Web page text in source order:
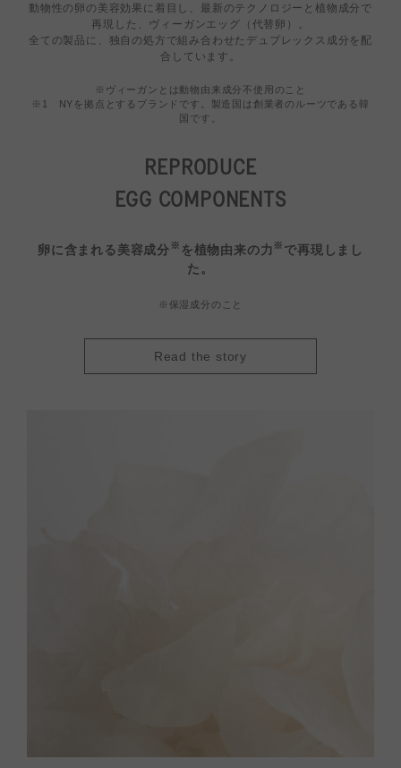
動物性の卵の美容効果に着目し、最新のテクノロジーと植物成分で
再現した、ヴィーガンエッグ（代替卵）。
全ての製品に、独自の処方で組み合わせたデュプレックス成分を配
合しています。
※ヴィーガンとは動物由来成分不使用のこと​
※1 NYを拠点とするブランドです。製造国は創業者のルーツである韓
国です。
REPRODUCE
EGG COMPONENTS
卵に含まれる美容成分 ※ を植物由来の力 ※ で再現しまし
た。
※保湿成分のこと
Read the story